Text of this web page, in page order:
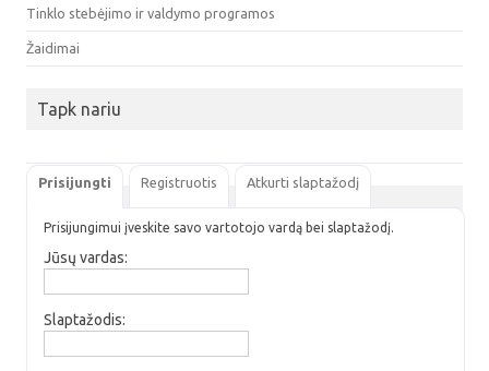
Tinklo stebėjimo ir valdymo programos
Žaidimai
Tapk nariu
Prisijungti Registruotis Atkurti slaptažodį
Prisijungimui įveskite savo vartotojo vardą bei slaptažodį.
Jūsų vardas:
Slaptažodis: